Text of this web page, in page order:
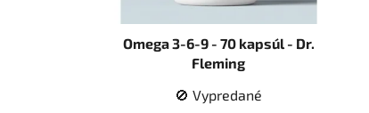
Omega 3-6-9 - 70 kapsúl - Dr.
Fleming
🚫 Vypredané